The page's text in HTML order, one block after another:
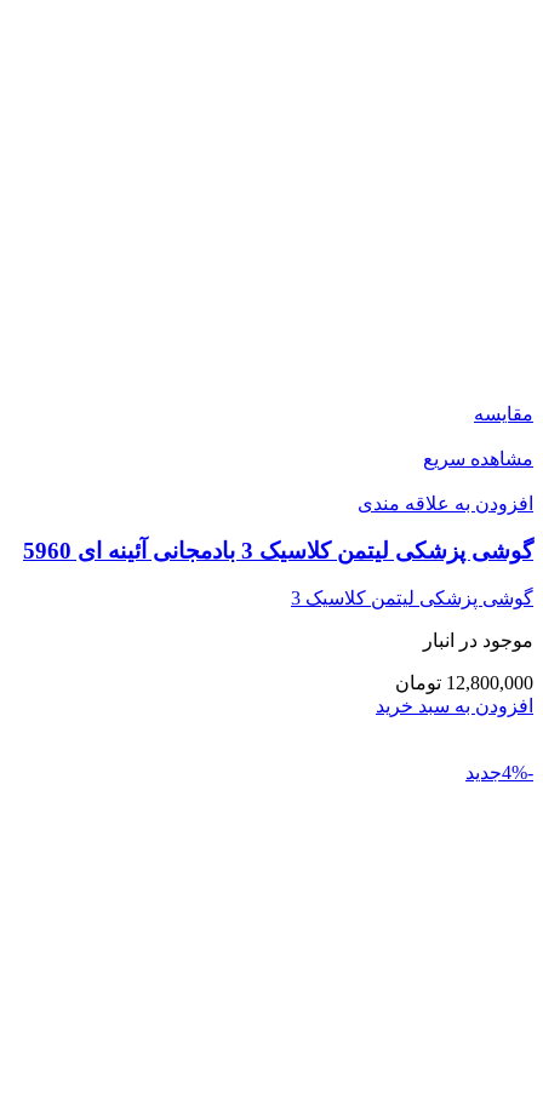
مقایسه
مشاهده سریع
افزودن به علاقه مندی
گوشی پزشکی لیتمن کلاسیک 3 بادمجانی آئینه ای 5960
گوشی پزشکی لیتمن کلاسیک 3
موجود در انبار
12,800,000 تومان
افزودن به سبد خرید
-4%جدید